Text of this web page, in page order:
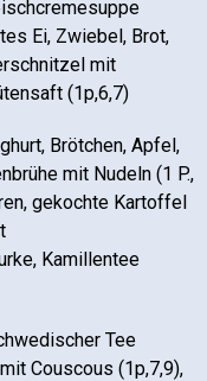
Ei, Zwiebel, Brot,
mit
(1p,6,7)
Brötchen, Apfel,
mit Nudeln (1 P.,
gekochte Kartoffel
Kamillentee
Tee
Couscous (1p,7,9),